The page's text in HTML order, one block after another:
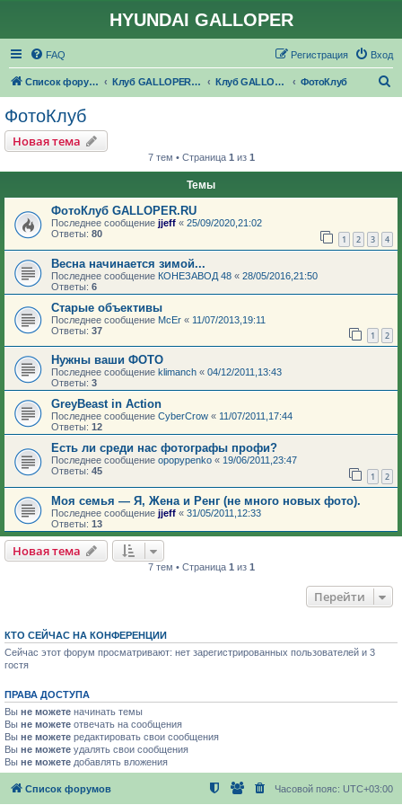
HYUNDAI GALLOPER
FAQ Вход
Регистрация
Список форумов Клуб GALLOPER.RU Клуб GALLOPER.RU ФотоКлуб
ФотоКлуб
Новая тема
7 тем • Страница 1 из 1
Темы
ФотоКлуб GALLOPER.RU
Последнее сообщение jjeff « 25/09/2020,21:02
Ответы: 80 1 2 3 4
Весна начинается зимой...
Последнее сообщение КОНЕЗАВОД 48 « 28/05/2016,21:50
Ответы: 6
Старые объективы
Последнее сообщение McEr « 11/07/2013,19:11
Ответы: 37 1 2
Нужны ваши ФОТО
Последнее сообщение klimanch « 04/12/2011,13:43
Ответы: 3
GreyBeast in Action
Последнее сообщение CyberCrow « 11/07/2011,17:44
Ответы: 12
Есть ли среди нас фотографы профи?
Последнее сообщение opopypenko « 19/06/2011,23:47
Ответы: 45 1 2
Моя семья — Я, Жена и Ренг (не много новых фото).
Последнее сообщение jjeff « 31/05/2011,12:33
Ответы: 13
Новая тема
7 тем • Страница 1 из 1
Перейти
КТО СЕЙЧАС НА КОНФЕРЕНЦИИ
Сейчас этот форум просматривают: нет зарегистрированных пользователей и 3
гостя
ПРАВА ДОСТУПА
Вы не можете начинать темы
Вы не можете отвечать на сообщения
Вы не можете редактировать свои сообщения
Вы не можете удалять свои сообщения
Вы не можете добавлять вложения
Список форумов Часовой пояс: UTC+03:00